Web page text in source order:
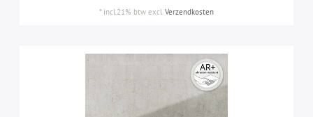
* incl.21% btw excl.Verzendkosten